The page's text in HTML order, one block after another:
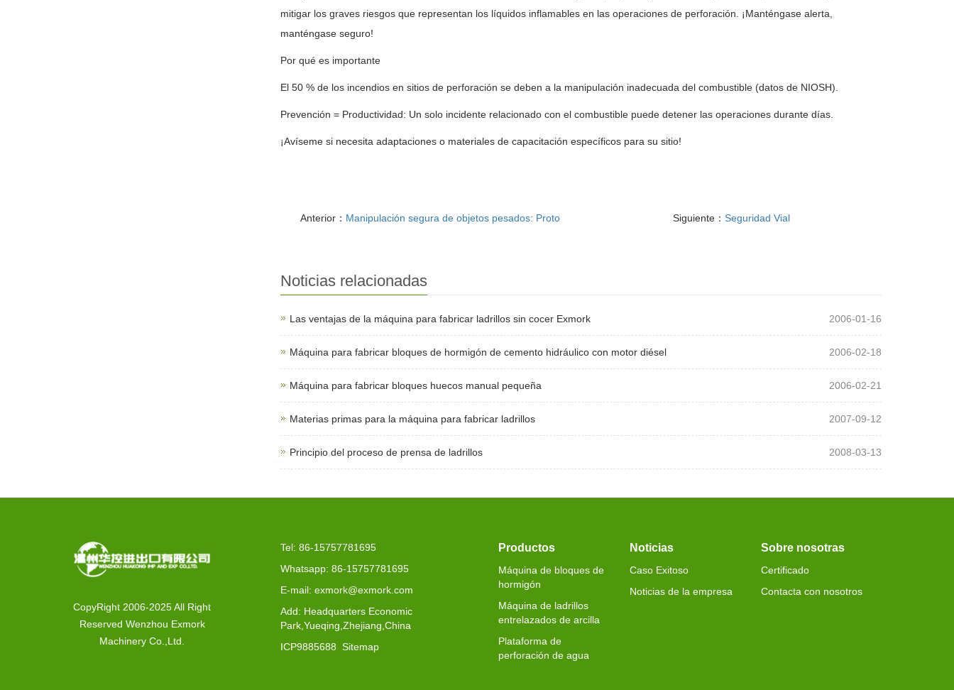
mitigar los graves riesgos que representan los líquidos inflamables en las operaciones de perforación. ¡Manténgase alerta,
manténgase seguro!
Por qué es importante
El 50 % de los incendios en sitios de perforación se deben a la manipulación inadecuada del combustible (datos de NIOSH).
Prevención = Productividad: Un solo incidente relacionado con el combustible puede detener las operaciones durante días.
¡Avíseme si necesita adaptaciones o materiales de capacitación específicos para su sitio!
Anterior： Manipulación segura de objetos pesados: Proto Siguiente： Seguridad Vial
Noticias relacionadas
Las ventajas de la máquina para fabricar ladrillos sin cocer Exmork 2006-01-16
Máquina para fabricar bloques de hormigón de cemento hidráulico con motor diésel 2006-02-18
Máquina para fabricar bloques huecos manual pequeña 2006-02-21
Materias primas para la máquina para fabricar ladrillos 2007-09-12
Principio del proceso de prensa de ladrillos 2008-03-13
CopyRight 2006-2025 All Right
Reserved Wenzhou Exmork
Machinery Co.,Ltd.
Tel: 86-15757781695
Whatsapp: 86-15757781695
E-mail: exmork@exmork.com
Add: Headquarters Economic
Park,Yueqing,Zhejiang,China
ICP9885688 Sitemap
Productos
Máquina de bloques de
hormigón
Máquina de ladrillos
entrelazados de arcilla
Plataforma de
perforación de agua
Noticias
Caso Exitoso
Noticias de la empresa
Sobre nosotras
Certificado
Contacta con nosotros